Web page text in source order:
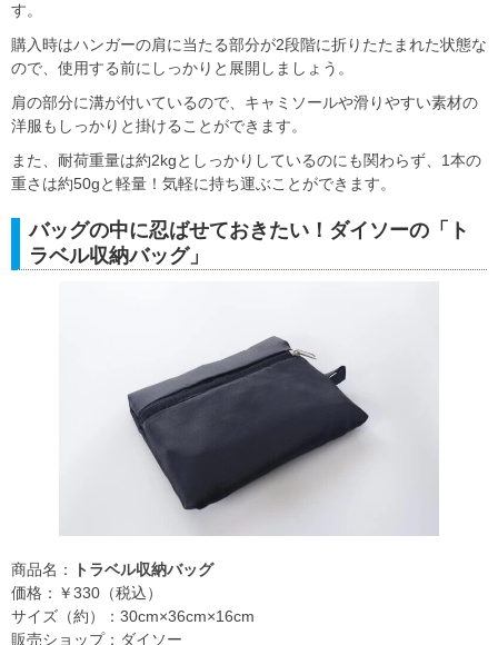
す。
購入時はハンガーの肩に当たる部分が2段階に折りたたまれた状態な
ので、使用する前にしっかりと展開しましょう。
肩の部分に溝が付いているので、キャミソールや滑りやすい素材の
洋服もしっかりと掛けることができます。
また、耐荷重量は約2kgとしっかりしているのにも関わらず、1本の
重さは約50gと軽量！気軽に持ち運ぶことができます。
バッグの中に忍ばせておきたい！ダイソーの「ト
ラベル収納バッグ」
商品名：
トラベル収納バッグ
価格：￥330（税込）
サイズ（約）：30cm×36cm×16cm
販売ショップ：ダイソー